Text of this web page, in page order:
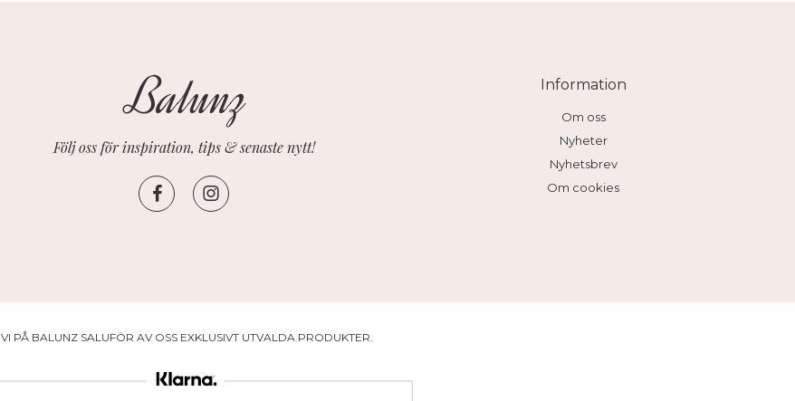
Följ oss för inspiration, tips & senaste nytt!
Information
Om oss
Nyheter
Nyhetsbrev
Om cookies
VI PÅ BALUNZ SALUFÖR AV OSS EXKLUSIVT UTVALDA PRODUKTER.